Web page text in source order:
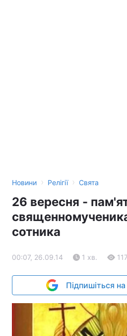
Новини › Релігії › Свята
26 вересня -
сотника
00:07, 26.09.14 1 хв. 117
Підпишіться